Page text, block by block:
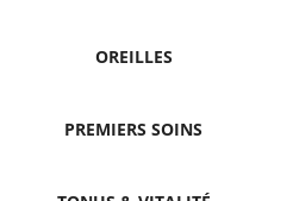
OREILLES
PREMIERS SOINS